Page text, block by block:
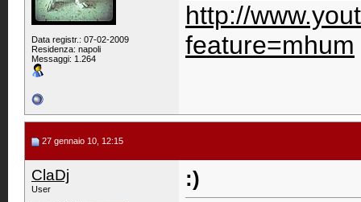
Data registr.: 07-02-2009
Residenza: napoli
Messaggi: 1.264
http://
feature=mhum
27 gennaio 10, 12:15
ClaDj
User :)